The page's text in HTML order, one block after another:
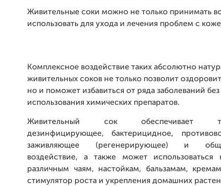
Живительные соки можно не только принимать
использовать для ухода и лечения проблем с
Комплексное воздействие таких абсолютно
живительных соков не только позволит
но и поможет избавиться от ряда заболеваний без
использования химических препаратов.
Живительный сок обеспечивает
дезинфицирующее, бактерицидное,
заживляющее (регенерирующее) и
воздействие, а также может использоваться
различным чаям, настойкам, бальзамам,
стимулятор роста и укрепления домашних